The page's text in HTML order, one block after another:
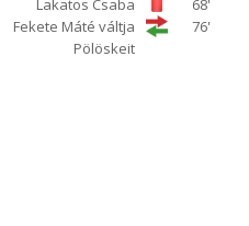
68'
Lakatos Csaba
76'
Fekete Máté váltja
Pölöskeit